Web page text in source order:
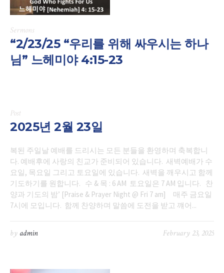
Sermons
“2/23/25 “우리를 위해 싸우시는 하나
님” 느헤미야 4:15-23
Post
2025년 2월 23일
복된 주일날 예배를 드리시는 모든 분들을 환영하며 축복합니
다. 예배후에 사랑의 친교가 준비되어 있습니다. 새벽예배가 수
요일, 목요일 그리고 토요일에 있습니다. 새벽을 깨우시고 함께
기도하기를 원합니다. 수 & 목 : 6 AM 토요일은 7 AM 입니다. 찬
양과 기도의 밤’ [Praise & Prayer Night @ Fri 7 am] 매주 금요일
7시에 모입니다. 함께 찬양하며 말씀에 도전을 받고 꺠어...
February 23, 2025
by admin